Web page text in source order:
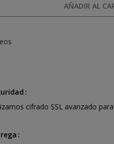
AÑADIR AL
cifrado SSL avanzado